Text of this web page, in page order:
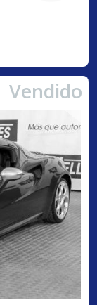
Vendido